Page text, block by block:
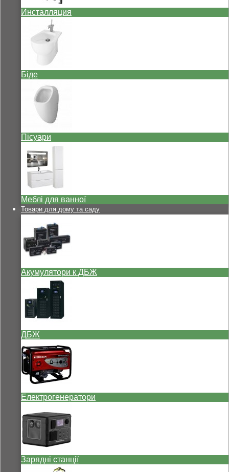
Инсталляция
Біде
Пісуари
Меблі для ванної
Товари для дому та саду
Акумулятори к ДБЖ
ДБЖ
Електрогенератори
Зарядні станції